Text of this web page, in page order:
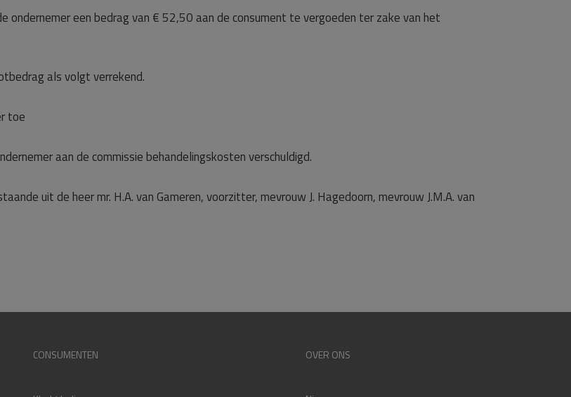
ondernemer een bedrag van € 52,50 aan de consument te vergoeden ter zake van het
als volgt verrekend.
toe
aan de commissie behandelingskosten verschuldigd.
uit de heer mr. H.A. van Gameren, voorzitter, mevrouw J. Hagedoorn, mevrouw J.M.A. van
CONSUMENTEN OVER ONS